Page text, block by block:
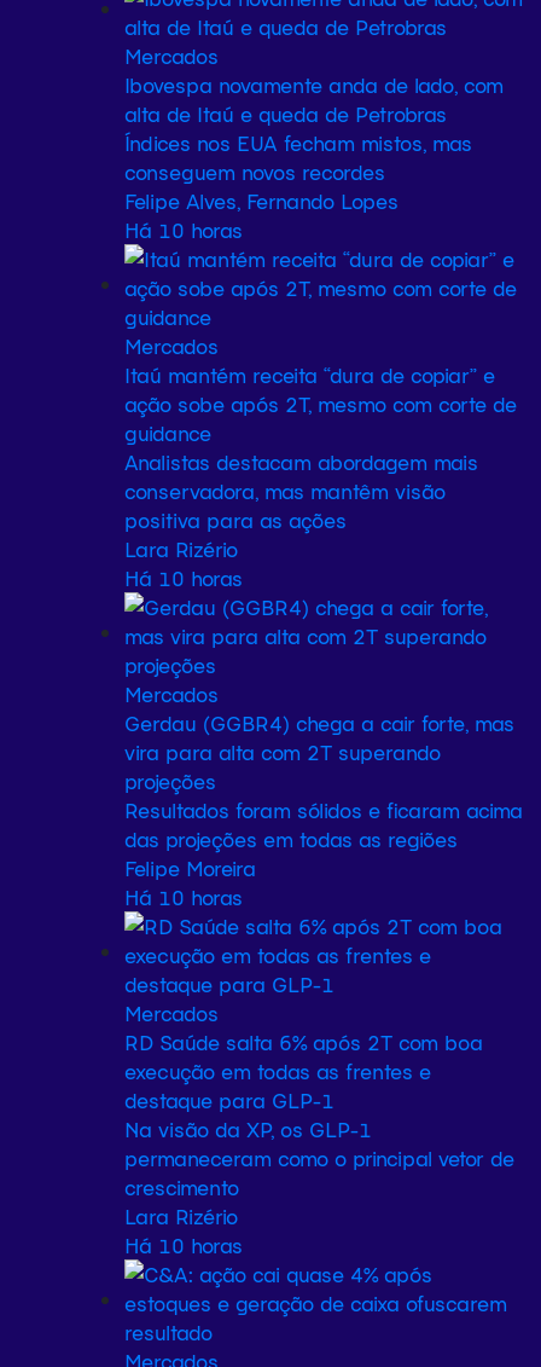
Mercados
Ibovespa novamente anda de lado, com
alta de Itaú e queda de Petrobras
Índices nos EUA fecham mistos, mas
conseguem novos recordes
Felipe Alves, Fernando Lopes
Há 10 horas
Mercados
Itaú mantém receita “dura de copiar” e
ação sobe após 2T, mesmo com corte de
guidance
Analistas destacam abordagem mais
conservadora, mas mantêm visão
positiva para as ações
Lara Rizério
Há 10 horas
Mercados
Gerdau (GGBR4) chega a cair forte, mas
vira para alta com 2T superando
projeções
Resultados foram sólidos e ficaram acima
das projeções em todas as regiões
Felipe Moreira
Há 10 horas
Mercados
RD Saúde salta 6% após 2T com boa
execução em todas as frentes e
destaque para GLP-1
Na visão da XP, os GLP-1
permaneceram como o principal vetor de
crescimento
Lara Rizério
Há 10 horas
Mercados